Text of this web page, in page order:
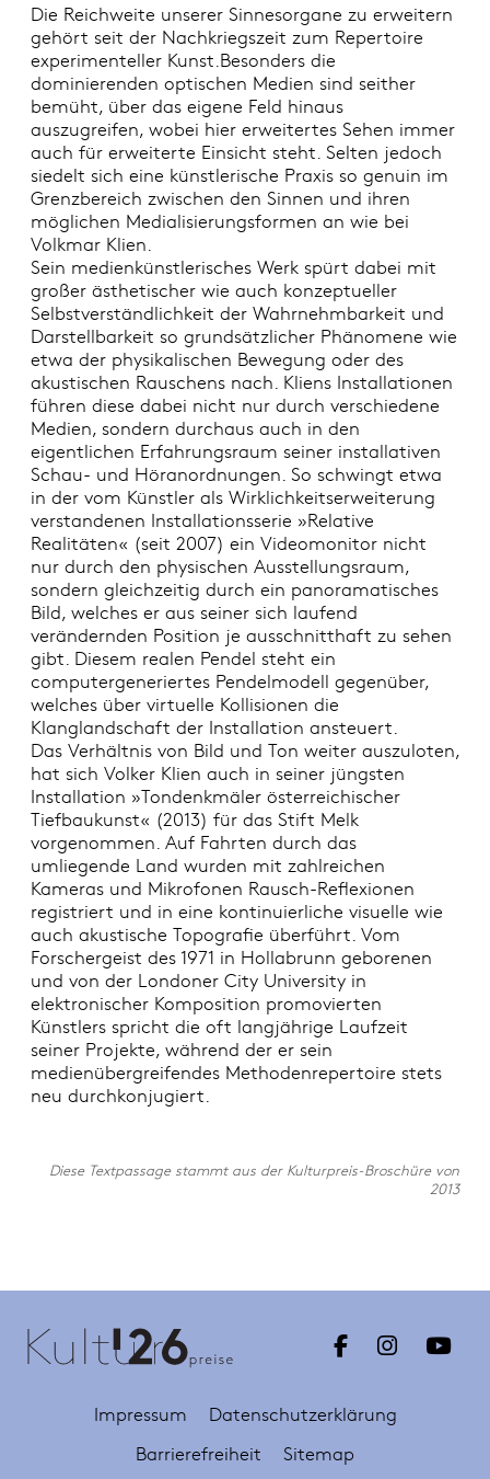
Die Reichweite unserer Sinnesorgane zu erweitern
gehört seit der Nachkriegszeit zum Repertoire
experimenteller Kunst.Besonders die
dominierenden optischen Medien sind seither
bemüht, über das eigene Feld hinaus
auszugreifen, wobei hier erweitertes Sehen immer
auch für erweiterte Einsicht steht. Selten jedoch
siedelt sich eine künstlerische Praxis so genuin im
Grenzbereich zwischen den Sinnen und ihren
möglichen Medialisierungsformen an wie bei
Volkmar Klien.
Sein medienkünstlerisches Werk spürt dabei mit
großer ästhetischer wie auch konzeptueller
Selbstverständlichkeit der Wahrnehmbarkeit und
Darstellbarkeit so grundsätzlicher Phänomene wie
etwa der physikalischen Bewegung oder des
akustischen Rauschens nach. Kliens Installationen
führen diese dabei nicht nur durch verschiedene
Medien, sondern durchaus auch in den
eigentlichen Erfahrungsraum seiner installativen
Schau- und Höranordnungen. So schwingt etwa
in der vom Künstler als Wirklichkeitserweiterung
verstandenen Installationsserie »Relative
Realitäten« (seit 2007) ein Videomonitor nicht
nur durch den physischen Ausstellungsraum,
sondern gleichzeitig durch ein panoramatisches
Bild, welches er aus seiner sich laufend
verändernden Position je ausschnitthaft zu sehen
gibt. Diesem realen Pendel steht ein
computergeneriertes Pendelmodell gegenüber,
welches über virtuelle Kollisionen die
Klanglandschaft der Installation ansteuert.
Das Verhältnis von Bild und Ton weiter auszuloten,
hat sich Volker Klien auch in seiner jüngsten
Installation »Tondenkmäler österreichischer
Tiefbaukunst« (2013) für das Stift Melk
vorgenommen. Auf Fahrten durch das
umliegende Land wurden mit zahlreichen
Kameras und Mikrofonen Rausch-Reflexionen
registriert und in eine kontinuierliche visuelle wie
auch akustische Topografie überführt. Vom
Forschergeist des 1971 in Hollabrunn geborenen
und von der Londoner City University in
elektronischer Komposition promovierten
Künstlers spricht die oft langjährige Laufzeit
seiner Projekte, während der er sein
medienübergreifendes Methodenrepertoire stets
neu durchkonjugiert.
Diese Textpassage stammt aus der Kulturpreis-Broschüre von
2013
Impressum
Datenschutzerklärung
Barrierefreiheit
Sitemap